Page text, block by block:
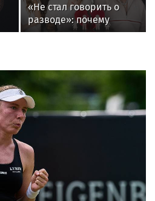
«Не стал говорить о
разводе»: почему
Джиган после
главным своих детей